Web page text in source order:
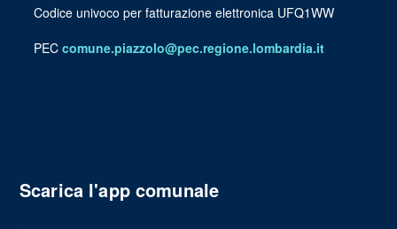
Codice univoco per fatturazione elettronica UFQ1WW
PEC comune.piazzolo@pec.regione.lombardia.it
Scarica l'app comunale